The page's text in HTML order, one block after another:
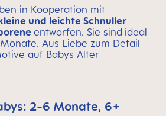
in Kooperation mit
und leichte Schnuller
entworfen. Sie sind ideal
Aus Liebe zum Detail
auf Babys Alter
2-6 Monate, 6+